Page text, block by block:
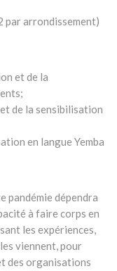
par arrondissement)
et de la
de la sensibilisation
en langue Yemba
pandémie dépendra
à faire corps en
les expériences,
viennent, pour
des organisations